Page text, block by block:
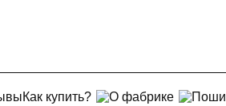
Как купить? О фабрике